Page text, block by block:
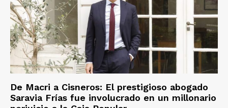
De Macri a Cisneros: El prestigioso abogado
Saravia Frías fue involucrado en un millonario